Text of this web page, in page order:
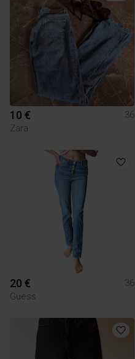
10 €
36
Zara
20 €
36
Guess